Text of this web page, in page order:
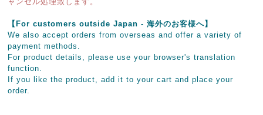
【For customers outside Japan - 海外のお客様へ】
We also accept orders from overseas and offer a variety of
payment methods.
For product details, please use your browser's translation
function.
If you like the product, add it to your cart and place your
order.